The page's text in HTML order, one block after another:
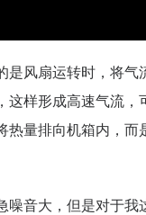
是风扇运转时，将
这样形成高速气流，
热量排向机箱内，
噪音大，但是对于我